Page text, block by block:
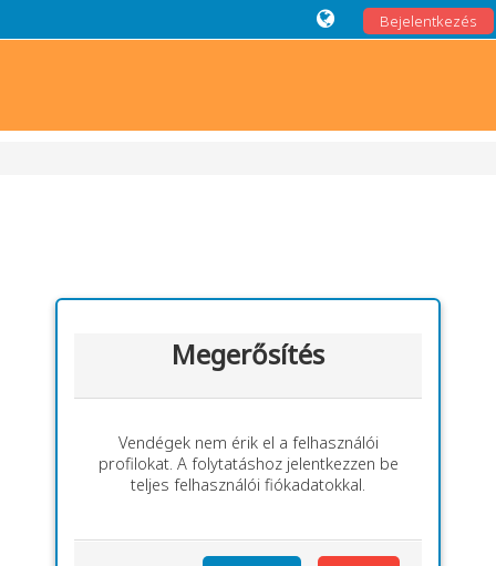
Bejelentkezés
Megerősítés
Vendégek nem érik el a felhasználói
profilokat. A folytatáshoz jelentkezzen be
teljes felhasználói fiókadatokkal.